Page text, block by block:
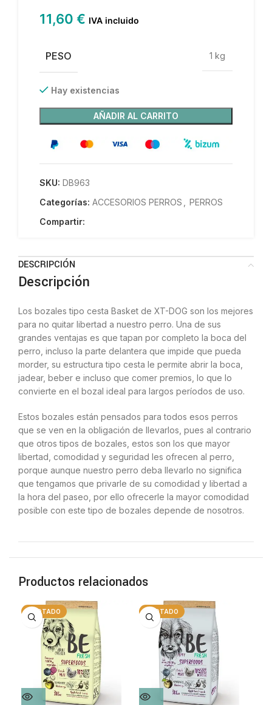
11,60 € IVA incluido
PESO 1 kg
Hay existencias
AÑADIR AL CARRITO
SKU: DB963
Categorías: ACCESORIOS PERROS
PERROS
Compartir:
DESCRIPCIÓN
Descripción
Los bozales tipo cesta Basket de XT-DOG son los mejores
para no quitar libertad a nuestro perro. Una de sus
grandes ventajas es que tapan por completo la boca del
perro, incluso la parte delantera que impide que pueda
morder, su estructura tipo cesta le permite abrir la boca,
jadear, beber e incluso que comer premios, lo que lo
convierte en el bozal ideal para largos períodos de uso.
Estos bozales están pensados para todos esos perros
que se ven en la obligación de llevarlos, pues al contrario
que otros tipos de bozales, estos son los que mayor
libertad, comodidad y seguridad les ofrecen al perro,
porque aunque nuestro perro deba llevarlo no significa
que tengamos que privarle de su comodidad y libertad a
la hora del paseo, por ello ofrecerle la mayor comodidad
posible con este tipo de bozales depende de nosotros.
Productos relacionados
AGOTADO AGOTADO